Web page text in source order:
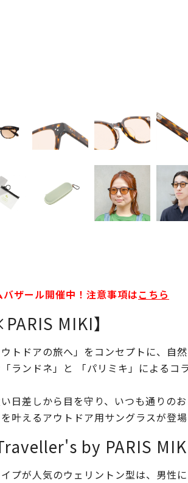
ザール開催中！注意事項はこちら
MIKI】
ウトドアの旅へ」をコンセプトに、自
ランドネ」と 「パリミキ」によるコ
日差しから目を守り、いつも通りのお
叶えるアウトドア用サングラスが登場
by PARIS MIKI
プが人気のウェリントン型は、男性